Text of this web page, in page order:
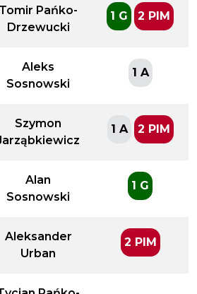
Tomir Pańko-
Drzewucki
1 G 2 PIM
Aleks
Sosnowski
1 A
Szymon
1 A 2 PIM
Alan
Sosnowski
1 G
Aleksander
Urban
2 PIM